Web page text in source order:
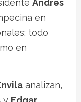
Andrés
en
todo
en
analizan,